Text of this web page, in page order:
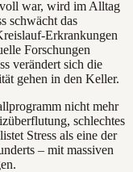
war, wird im Alltag
schwächt das
Erkrankungen
Forschungen
verändert sich die
gehen in den Keller.
nicht mehr
schlechtes
Stress als eine der
– mit massiven